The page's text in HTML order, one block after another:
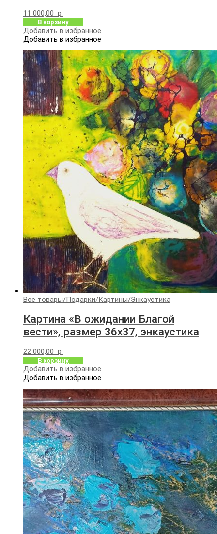
11 000,00 р.
В корзину
Добавить в избранное
Добавить в избранное
Все товары/Подарки/Картины/Энкаустика
Картина «В ожидании Благой
вести», размер 36х37, энкаустика
22 000,00 р.
В корзину
Добавить в избранное
Добавить в избранное